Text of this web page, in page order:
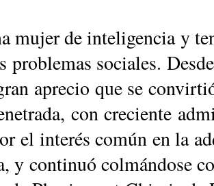
mu­jer de in­te­li­gen­cia y
pro­ble­mas so­cia­les.
apre­cio que se
con cre­cien­te
el in­te­rés co­mún en la
y con­ti­nuó col­mán­do­se